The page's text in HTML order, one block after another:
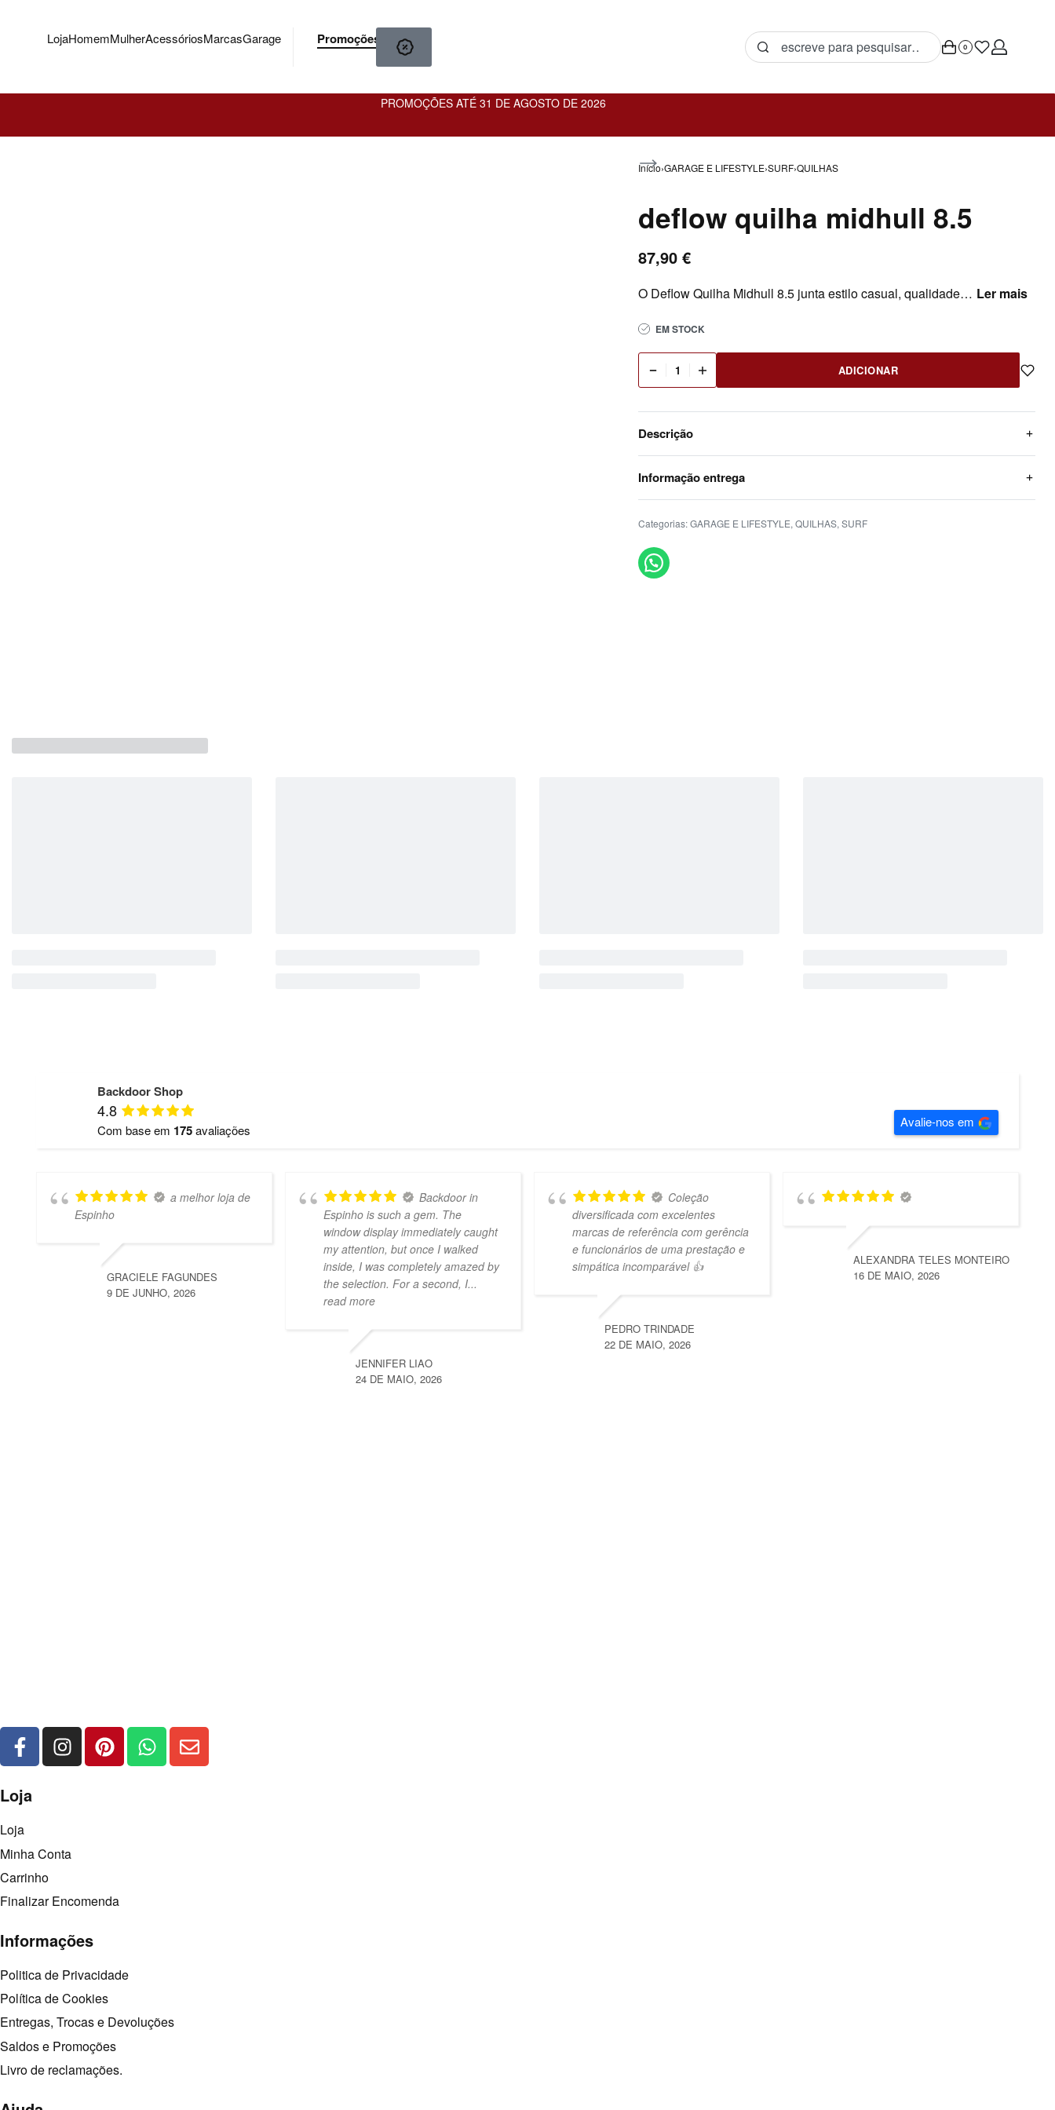
LojaHomemMulherAcessóriosMarcasGarage Promoções 0
PROMOÇÕES ATÉ 31 DE AGOSTO DE 2026
Início›GARAGE E LIFESTYLE›SURF›QUILHAS
deflow quilha midhull 8.5
87,90€
O Deflow Quilha Midhull 8.5 junta estilo casual, qualidade e atitude urbana num produto pensado para a rotina real. Produto versátil com identidade de marca, pensado para uso diário e looks descontraídos. Na Backdoor, entra como uma escolha prática para quem procura estilo, conforto e personalidade sem complicar.
EM STOCK
ADICIONAR
Descrição
Informação entrega
Categorias:GARAGE E LIFESTYLE,QUILHAS,SURF
Backdoor Shop
4.8
Com base em 175avaliações
Avalie-nos em
a melhor loja de
Espinho
GRACIELE FAGUNDES
9 DE JUNHO, 2026
Backdoor in
Espinho is such a gem. The
window display immediately caught
my attention, but once I walked
inside, I was completely amazed by
the selection. For a second, I...
read more
JENNIFER LIAO
24 DE MAIO, 2026
Coleção
diversificada com excelentes
marcas de referência com gerência
e funcionários de uma prestação e
simpática incomparável 👍
PEDRO TRINDADE
22 DE MAIO, 2026
ALEXANDRA TELES MONTEIRO
16 DE MAIO, 2026
Loja
Loja
Minha Conta
Carrinho
Finalizar Encomenda
Informações
Politica de Privacidade
Política de Cookies
Entregas, Trocas e Devoluções
Saldos e Promoções
Livro de reclamações.